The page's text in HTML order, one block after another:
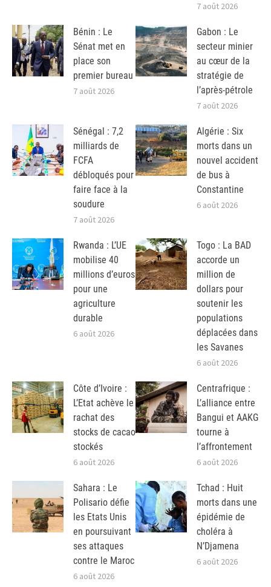
7 août 2026
Bénin : Le
Sénat met en
place son
premier bureau
7 août 2026
Gabon : Le
secteur minier
au cœur de la
stratégie de
l’après-pétrole
7 août 2026
Sénégal : 7,2
milliards de
FCFA
débloqués pour
faire face à la
soudure
7 août 2026
Algérie : Six
morts dans un
nouvel accident
de bus à
Constantine
6 août 2026
Rwanda : L’UE
mobilise 40
millions d’euros
pour une
agriculture
durable
6 août 2026
Togo : La BAD
accorde un
million de
dollars pour
soutenir les
populations
déplacées dans
les Savanes
6 août 2026
Côte d’Ivoire :
L’Etat achève le
rachat des
stocks de cacao
stockés
6 août 2026
Centrafrique :
L’alliance entre
Bangui et AAKG
tourne à
l’affrontement
6 août 2026
Sahara : Le
Polisario défie
les Etats Unis
en poursuivant
ses attaques
contre le Maroc
6 août 2026
Tchad : Huit
morts dans une
épidémie de
choléra à
N’Djamena
6 août 2026